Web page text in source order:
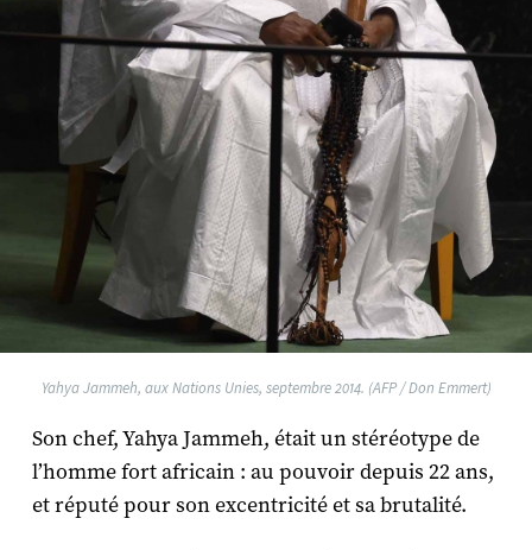
Yahya Jammeh, aux Nations Unies, septembre 2014. (AFP / Don Emmert)
Son chef, Yahya Jammeh, était un stéréotype de
l’homme fort africain : au pouvoir depuis 22 ans,
et réputé pour son excentricité et sa brutalité.